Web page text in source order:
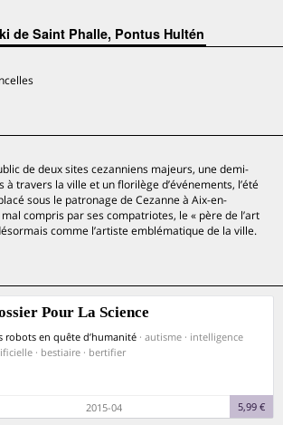
de Saint Phalle, Pontus Hultén
de deux sites cezanniens majeurs, une demi-
à travers la ville et un florilège d’événements, l’été
sous le patronage de Cezanne à Aix-en-
compris par ses compatriotes, le « père de l’art
comme l’artiste emblématique de la ville.
Pour La Science
robots en quête d’humanité · autisme · intelligence
· bestiaire · bertifier
2015-04 5,99 €